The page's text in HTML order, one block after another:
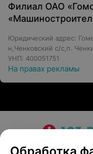
Филиал ОАО
Юридический адрес:
н,Ченковский с/с,п.
УНП: 400051751
На правах рекламы
О проекте